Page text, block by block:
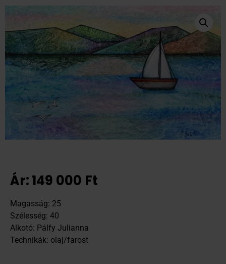
Ár:149 000 Ft
Magasság: 25
Szélesség: 40
Alkotó: Pálfy Julianna
Technikák: olaj/farost